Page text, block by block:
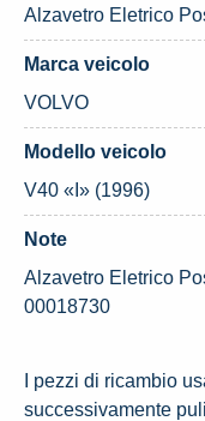
Alzavetro Eletrico
Marca veicolo
VOLVO
Modello veicolo
V40 «I» (1996)
Note
Alzavetro Eletrico
00018730
I pezzi di ricambio
successivamente